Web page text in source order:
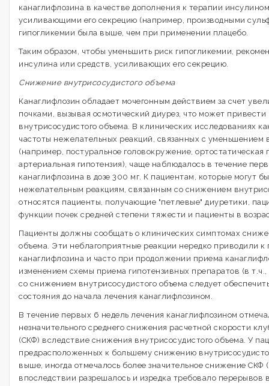
канаглифлозина в качестве дополнения к терапии
усиливающими его секрецию (например, производными
гипогликемии была выше, чем при применении плацебо.
Таким образом, чтобы уменьшить риск гипогликемии,
инсулина или средств, усиливающих его секрецию.
Снижение внутрисосудистого объема
Канаглифлозин обладает мочегонным действием за счет
почками, вызывая осмотический диурез, что может
внутрисосудистого объема. В клинических исследованиях
частоты нежелательных реакций, связанных с уменьшением
(например, постуральное головокружение, ортостатическая
артериальная гипотензия), чаще наблюдалось в течение
канаглифлозина в дозе 300 мг. К пациентам, которые могут
нежелательным реакциям, связанным со снижением
относятся пациенты, получающие "петлевые" диуретики,
функции почек средней степени тяжести и пациенты в
Пациенты должны сообщать о клинических симптомах
объема. Эти неблагоприятные реакции нередко приводили
канаглифлозина и часто при продолжении приема
изменением схемы приема гипотензивных препаратов (в
со снижением внутрисосудистого объема следует
состояния до начала лечения канаглифлозином.
В течение первых 6 недель лечения канаглифлозином
незначительного среднего снижения расчетной скорости
(СКФ) вследствие снижения внутрисосудистого объема. У
предрасположенных к большему снижению
выше, иногда отмечалось более значительное снижение СКФ
впоследствии разрешалось и изредка требовало перерывов